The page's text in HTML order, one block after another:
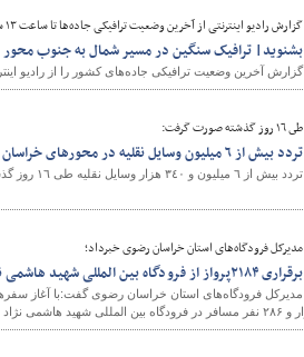
گزارش رادیو اینترنتی از آخرین وضعیت ترافیکی جاده‌ها تا ساعت ۱۳ سیزدهم فروردین؛
بشنوید| ترافیک سنگین در مسیر شمال به جنوب محور
گزارش آخرین وضعیت ترافیکی جاده‌های کشور را از رادیو
طى ١٦ روز گذشته صورت گرفت:
تردد بيش از ٦ ميليون وسايل نقليه در محورهاى خراسان شمالى
مدیرکل فرودگاه‌های استان خراسان رضوی خبرداد؛
برقراری ۲۱۸۴پرواز از فرودگاه بین المللی شهید هاشمی نژاد مشهد/ اعزام و پذیرش بیش از سیصد هزار مسافر نوروزی